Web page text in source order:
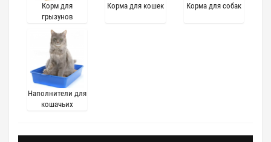
Корм для
грызунов
Корма для кошек Корма для собак
Наполнители для
кошачьих